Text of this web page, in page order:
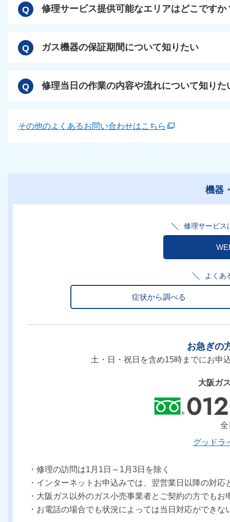
Q 修理サービス提供可能なエリアはどこですか
Q ガス機器の保証期間について知りたい
Q 修理当日の作業の内容や流れについて知りた
その他のよくあるお問い合わせはこちら
機器
修理サービス
よくあ
症状から調べる
お急ぎの
土・日・祝日を含め15時までにお申
大阪ガ
全
グッドラ
・修理の訪問は1月1日～1月3日を除く
・インターネットお申込みでは、翌営業日以降の対
・大阪ガス以外のガス小売事業者とご契約の方でもお
・お電話の場合でも状況によっては当日対応ができな